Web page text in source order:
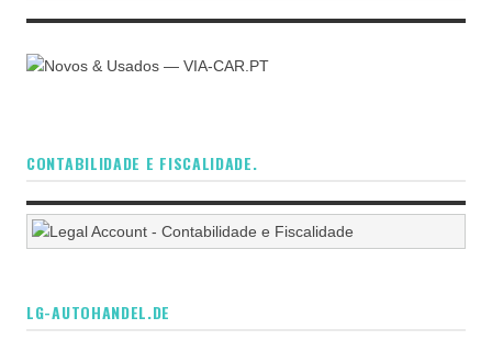
CONTABILIDADE E FISCALIDADE.
LG-AUTOHANDEL.DE